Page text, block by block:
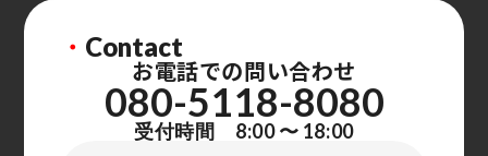
・ Contact
お電話での問い合わせ
080-5118-8080
受付時間 8:00 〜 18:00